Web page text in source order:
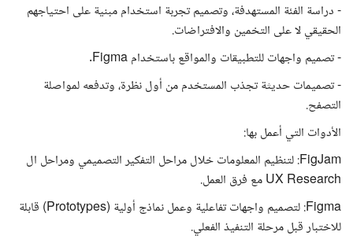
- دراسة الفئة المستهدفة، وتصميم تجربة استخدام مبنية على احتياجهم
الحقيقي لا على التخمين والافتراضات.
- تصميم واجهات للتطبيقات والمواقع باستخدام Figma.
- تصميمات حديثة تجذب المستخدم من أول نظرة، وتدفعه لمواصلة
التصفح.
الأدوات التي أعمل بها:
FigJam: لتنظيم المعلومات خلال مراحل التفكير التصميمي ومراحل ال
UX Research مع فرق العمل.
Figma: لتصميم واجهات تفاعلية وعمل نماذج أولية (Prototypes) قابلة
للاختبار قبل مرحلة التنفيذ الفعلي.